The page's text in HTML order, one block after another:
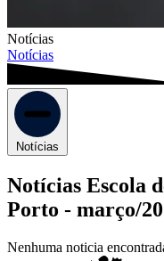
Notícias
Notícias
Notícias
Notícias Escola
Porto - março/
Nenhuma noticia